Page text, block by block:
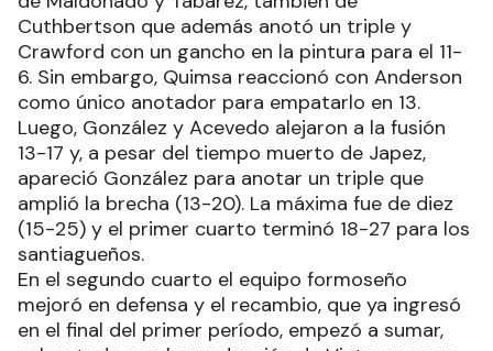
Cuthbertson que además anotó un triple y
Crawford con un gancho en la pintura para el 11-
6. Sin embargo, Quimsa reaccionó con Anderson
como único anotador para empatarlo en 13.
Luego, González y Acevedo alejaron a la fusión
13-17 y, a pesar del tiempo muerto de Japez,
apareció González para anotar un triple que
amplió la brecha (13-20). La máxima fue de diez
(15-25) y el primer cuarto terminó 18-27 para los
santiagueños.
En el segundo cuarto el equipo formoseño
mejoró en defensa y el recambio, que ya ingresó
en el final del primer período, empezó a sumar,